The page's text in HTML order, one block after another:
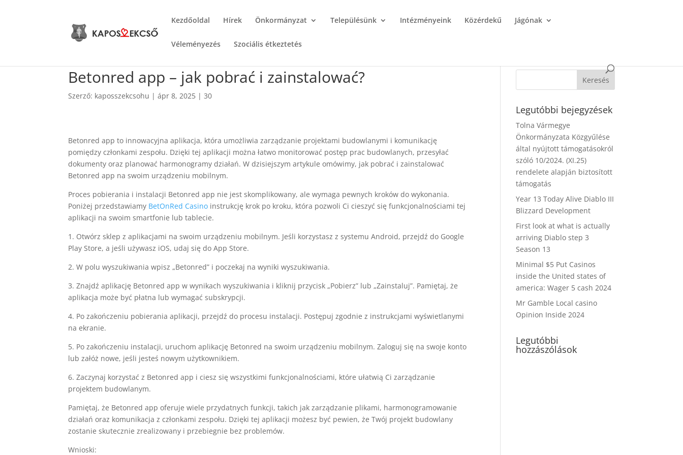
Kezdőoldal Hírek Önkormányzat Településünk Intézményeink Közérdekű Jágónak
Véleményezés Szociális étkeztetés
Betonred app – jak pobrać i zainstalować?
Szerző: kaposszekcsohu |ápr 8, 2025 |30
Betonred app to innowacyjna aplikacja, która umożliwia zarządzanie projektami budowlanymi i komunikację
pomiędzy członkami zespołu. Dzięki tej aplikacji można łatwo monitorować postęp prac budowlanych, przesyłać
dokumenty oraz planować harmonogramy działań. W dzisiejszym artykule omówimy, jak pobrać i zainstalować
Betonred app na swoim urządzeniu mobilnym.
Proces pobierania i instalacji Betonred app nie jest skomplikowany, ale wymaga pewnych kroków do wykonania.
Poniżej przedstawiamy BetOnRed Casino instrukcję krok po kroku, która pozwoli Ci cieszyć się funkcjonalnościami tej
aplikacji na swoim smartfonie lub tablecie.
1. Otwórz sklep z aplikacjami na swoim urządzeniu mobilnym. Jeśli korzystasz z systemu Android, przejdź do Google
Play Store, a jeśli używasz iOS, udaj się do App Store.
2. W polu wyszukiwania wpisz „Betonred” i poczekaj na wyniki wyszukiwania.
3. Znajdź aplikację Betonred app w wynikach wyszukiwania i kliknij przycisk „Pobierz” lub „Zainstaluj”. Pamiętaj, że
aplikacja może być płatna lub wymagać subskrypcji.
4. Po zakończeniu pobierania aplikacji, przejdź do procesu instalacji. Postępuj zgodnie z instrukcjami wyświetlanymi
na ekranie.
5. Po zakończeniu instalacji, uruchom aplikację Betonred na swoim urządzeniu mobilnym. Zaloguj się na swoje konto
lub załóż nowe, jeśli jesteś nowym użytkownikiem.
6. Zaczynaj korzystać z Betonred app i ciesz się wszystkimi funkcjonalnościami, które ułatwią Ci zarządzanie
projektem budowlanym.
Pamiętaj, że Betonred app oferuje wiele przydatnych funkcji, takich jak zarządzanie plikami, harmonogramowanie
działań oraz komunikacja z członkami zespołu. Dzięki tej aplikacji możesz być pewien, że Twój projekt budowlany
zostanie skutecznie zrealizowany i przebiegnie bez problemów.
Wnioski:
Legutóbbi bejegyzések
Tolna Vármegye
Önkormányzata Közgyűlése
által nyújtott támogatásokról
szóló 10/2024. (XI.25)
rendelete alapján biztosított
támogatás
Year 13 Today Alive Diablo III
Blizzard Development
First look at what is actually
arriving Diablo step 3
Season 13
Minimal $5 Put Casinos
inside the United states of
america: Wager 5 cash 2024
Mr Gamble Local casino
Opinion Inside 2024
Legutóbbi
hozzászólások